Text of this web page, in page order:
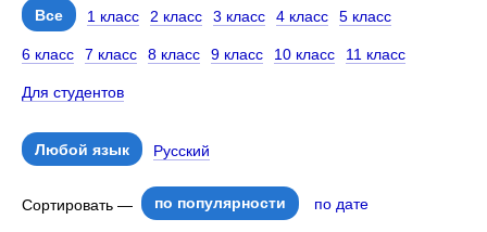
Все 1 класс 2 класс 3 класс 4 класс 5 класс
6 класс 7 класс 8 класс 9 класс 10 класс 11 класс
Для студентов
Любой язык Русский
Сортировать — по популярности по дате